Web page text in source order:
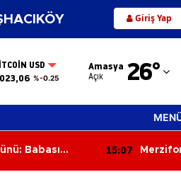
Giriş Yap
USD
%-0.25
Amasya
Açık 26°
Adana
Adıyaman
Ağrı
Amasya
Babası
15:07